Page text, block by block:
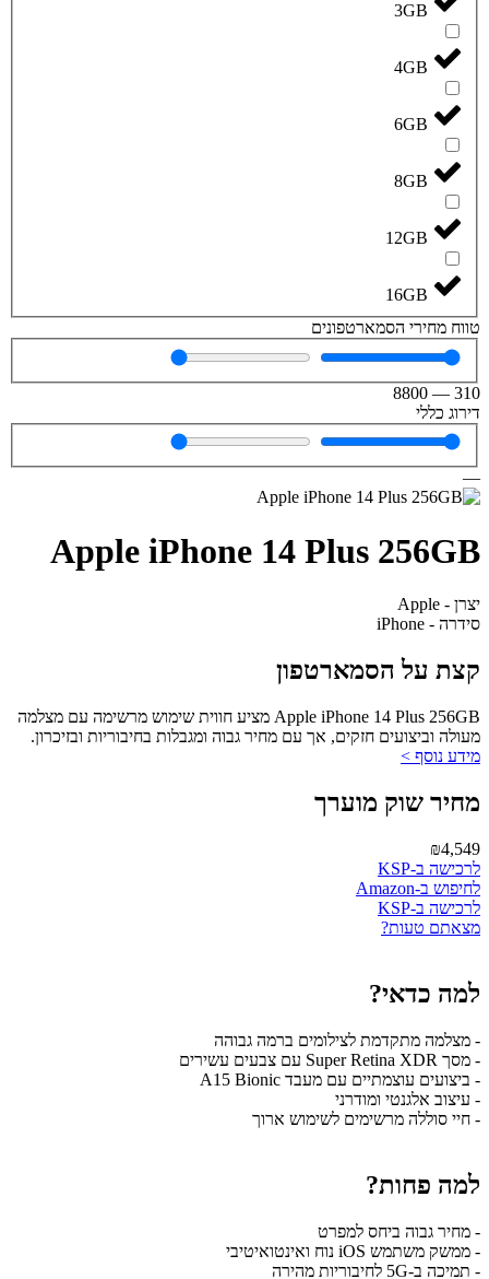
3GB
4GB
6GB
8GB
12GB
16GB
טווח מחירי הסמארטפונים
310
—
8800
דירוג כללי
—
Apple iPhone 14 Plus 256GB
יצרן - Apple
סידרה - iPhone
קצת על הסמארטפון
Apple iPhone 14 Plus 256GB מציע חווית שימוש מרשימה עם מצלמה
מעולה וביצועים חזקים, אך עם מחיר גבוה ומגבלות בחיבוריות ובזיכרון.
מידע נוסף >
מחיר שוק מוערך
₪4,549
לרכישה ב-KSP
לחיפוש ב-Amazon
לרכישה ב-KSP
מצאתם טעות?
למה כדאי?
- מצלמה מתקדמת לצילומים ברמה גבוהה
- מסך Super Retina XDR עם צבעים עשירים
- ביצועים עוצמתיים עם מעבד A15 Bionic
- עיצוב אלגנטי ומודרני
- חיי סוללה מרשימים לשימוש ארוך
למה פחות?
- מחיר גבוה ביחס למפרט
- ממשק משתמש iOS נוח ואינטואיטיבי
- תמיכה ב-5G לחיבוריות מהירה